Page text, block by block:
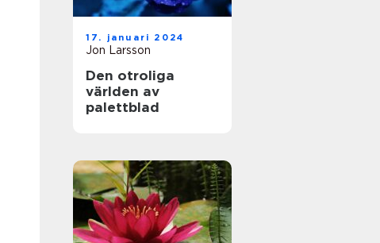
17. januari 2024
Jon Larsson
Den otroliga
världen av
palettblad